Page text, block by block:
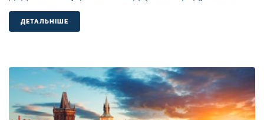
ДЕТАЛЬНIШЕ